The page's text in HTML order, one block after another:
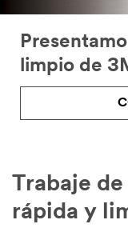
limpio de
Trabaje
rápida y